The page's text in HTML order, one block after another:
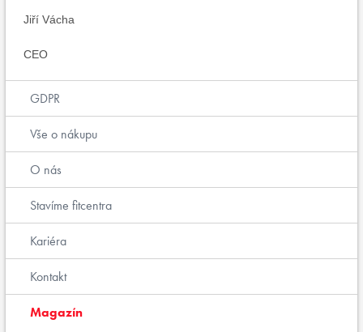
Jiří Vácha
CEO
GDPR
Vše o nákupu
O nás
Stavíme fitcentra
Kariéra
Kontakt
Magazín